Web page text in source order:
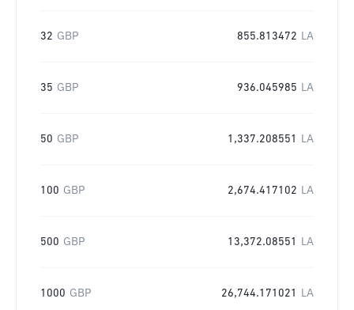
32 GBP 855.813472 LA
35 GBP 936.045985 LA
50 GBP 1,337.208551 LA
100 GBP 2,674.417102 LA
500 GBP 13,372.08551 LA
1000 GBP 26,744.171021 LA